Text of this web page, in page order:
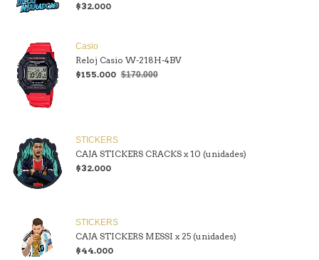
$32.000
Casio
Reloj Casio W-218H-4BV
$155.000 $170.000
STICKERS
CAJA STICKERS CRACKS x 10 (unidades)
$32.000
STICKERS
CAJA STICKERS MESSI x 25 (unidades)
$44.000